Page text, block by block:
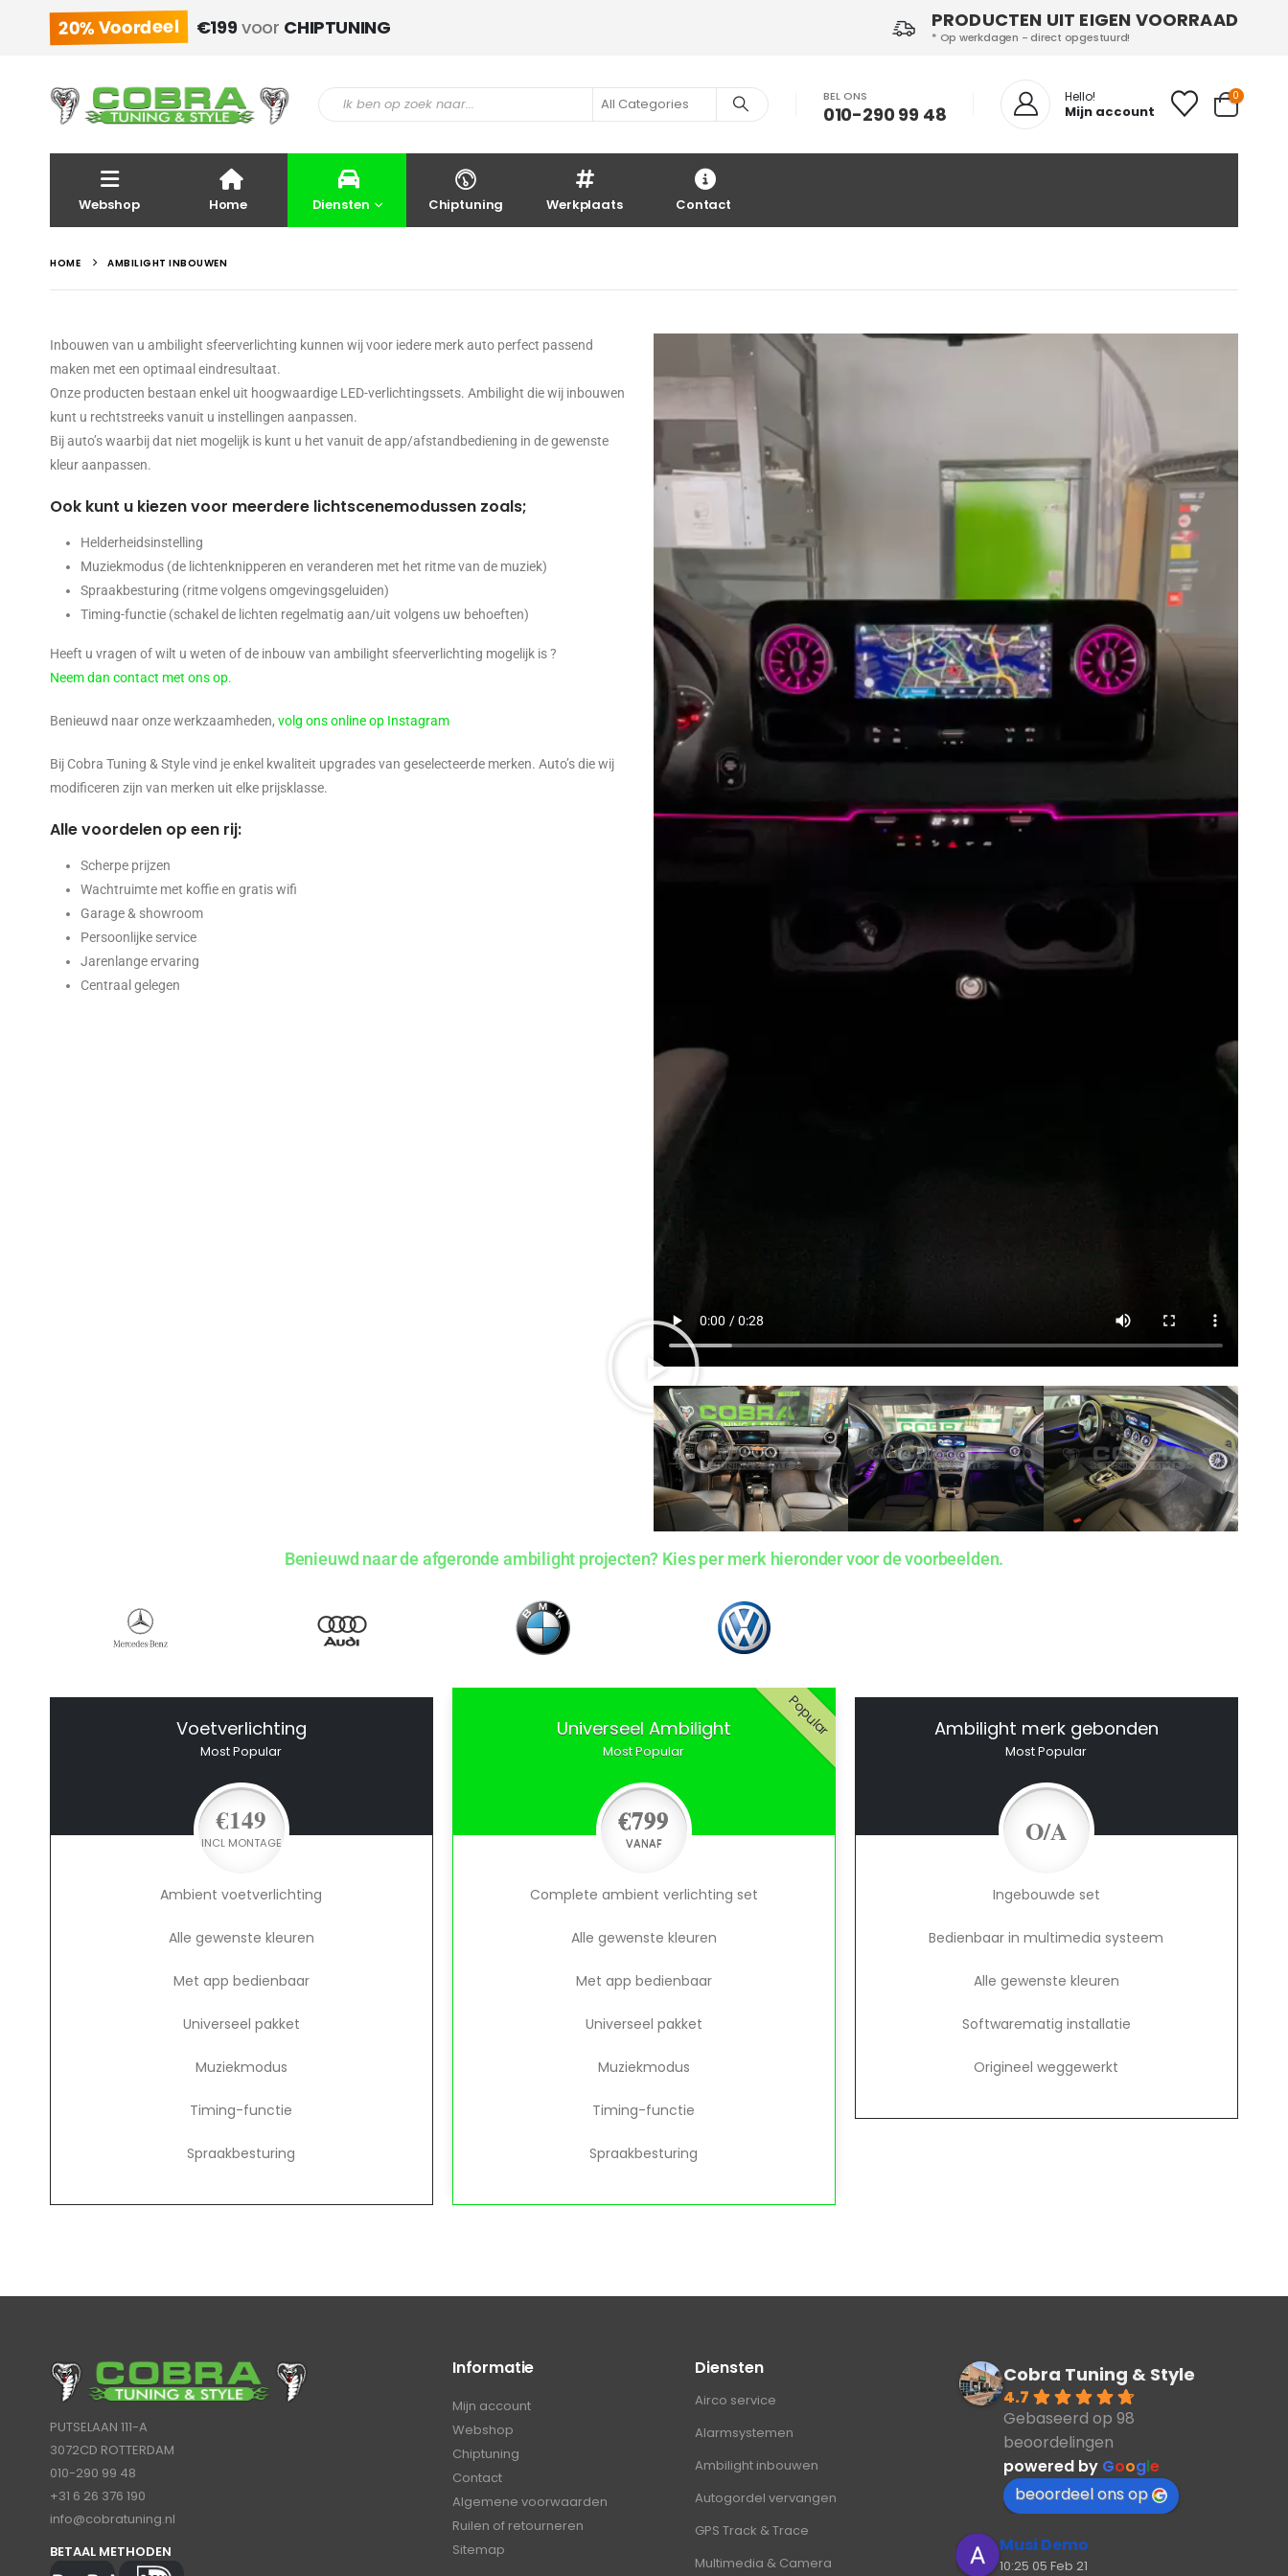
PRODUCTEN UIT EIGEN VOORRAAD
* Op werkdagen - direct opgestuurd!
20% Voordeel €199 voor CHIPTUNING
BEL ONS
010-290 99 48
Hello!
Mijn account
0
Webshop Home Diensten Chiptuning Werkplaats Contact
HOME AMBILIGHT INBOUWEN
Inbouwen van u ambilight sfeerverlichting kunnen wij voor iedere merk auto perfect passend
maken met een optimaal eindresultaat.
Onze producten bestaan enkel uit hoogwaardige LED-verlichtingssets. Ambilight die wij inbouwen
kunt u rechtstreeks vanuit u instellingen aanpassen.
Bij auto’s waarbij dat niet mogelijk is kunt u het vanuit de app/afstandbediening in de gewenste
kleur aanpassen.
Ook kunt u kiezen voor meerdere lichtscenemodussen zoals;
Helderheidsinstelling
Muziekmodus (de lichtenknipperen en veranderen met het ritme van de muziek)
Spraakbesturing (ritme volgens omgevingsgeluiden)
Timing-functie (schakel de lichten regelmatig aan/uit volgens uw behoeften)
Heeft u vragen of wilt u weten of de inbouw van ambilight sfeerverlichting mogelijk is ?
Neem dan contact met ons op.
Benieuwd naar onze werkzaamheden, volg ons online op Instagram
Bij Cobra Tuning & Style vind je enkel kwaliteit upgrades van geselecteerde merken. Auto’s die wij
modificeren zijn van merken uit elke prijsklasse.
Alle voordelen op een rij:
Scherpe prijzen
Wachtruimte met koffie en gratis wifi
Garage & showroom
Persoonlijke service
Jarenlange ervaring
Centraal gelegen
Benieuwd naar de afgeronde ambilight projecten? Kies per merk hieronder voor de voorbeelden.
Voetverlichting
Most Popular
€149
INCL MONTAGE
Ambient voetverlichting
Alle gewenste kleuren
Met app bedienbaar
Universeel pakket
Muziekmodus
Timing-functie
Spraakbesturing
Popular
Universeel Ambilight
Most Popular
€799
VANAF
Complete ambient verlichting set
Alle gewenste kleuren
Met app bedienbaar
Universeel pakket
Muziekmodus
Timing-functie
Spraakbesturing
Ambilight merk gebonden
Most Popular
O/A
Ingebouwde set
Bedienbaar in multimedia systeem
Alle gewenste kleuren
Softwarematig installatie
Origineel weggewerkt
PUTSELAAN 111-A
3072CD ROTTERDAM
010-290 99 48
+31 6 26 376 190
info@cobratuning.nl
BETAAL METHODEN
Informatie
Mijn account
Webshop
Chiptuning
Contact
Algemene voorwaarden
Ruilen of retourneren
Sitemap
Diensten
Airco service
Alarmsystemen
Ambilight inbouwen
Autogordel vervangen
GPS Track & Trace
Multimedia & Camera
Cobra Tuning & Style
4.7
Gebaseerd op 98
beoordelingen
powered by Google
beoordeel ons op
Musi Demo
10:25 05 Feb 21